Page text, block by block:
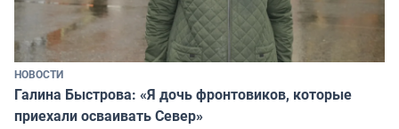
НОВОСТИ
Галина Быстрова: «Я дочь фронтовиков, которые
приехали осваивать Север»